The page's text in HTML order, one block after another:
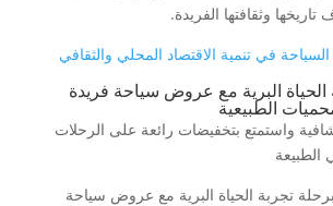
وثقافتها الفريدة.
السياحة في تنمية الاقتصاد المحلي والثقافي
الحياة البرية مع عروض سياحة فريدة
الطبيعية
واستمتع بتخفيضات رائعة على الرحلات
الطبيعة
تجربة الحياة البرية مع عروض سياحة